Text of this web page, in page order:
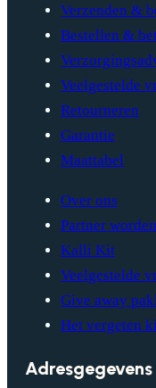
Verzenden &
Bestellen &
Veelgestelde
Retourneren
Garantie
Maattabel
Over ons
Partner worden
Kalli Kit
Veelgestelde
Give away
Het vergeten
Adresgegevens